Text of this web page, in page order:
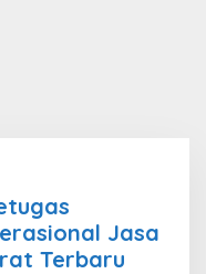
Jasa
Terbaru